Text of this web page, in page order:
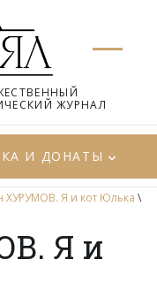
ЖУРНАЛ
И ДОНАТЫ
ХУРУМОВ. Я и кот Юлька \
Я и